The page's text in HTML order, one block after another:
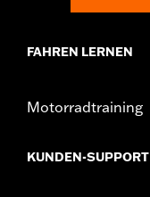
FAHREN LERNEN
Motorradtraining
KUNDEN-SUPPORT